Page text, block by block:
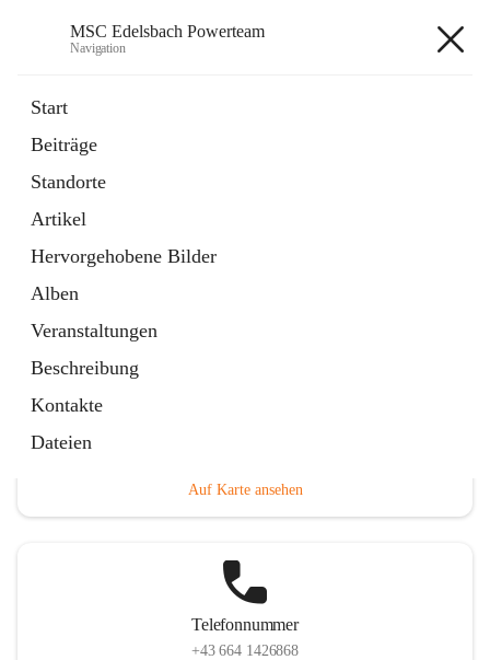
MSC Edelsbach Powerteam
Navigation
Start
Beiträge
Standorte
Artikel
Hervorgehobene Bilder
Alben
Veranstaltungen
Beschreibung
Kontakte
Dateien
Datei
in
Tab
Unsere Modellautobahn LIVE
Artikel
öffnet
in
neuem
Tab
Edelsbach 75a, 8332 Edelsbach bei Feldbach, AUT
Auf Karte ansehen
Telefonnummer
+43 664 1426868